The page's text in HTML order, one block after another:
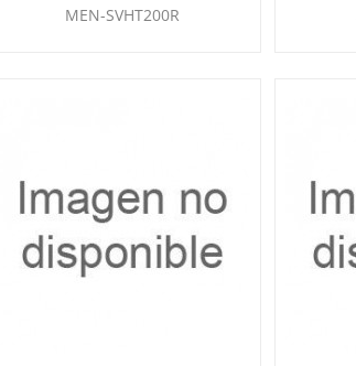
MEN-SVHT200R